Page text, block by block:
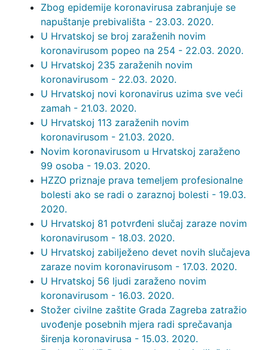
Zbog epidemije koronavirusa zabranjuje se
napuštanje prebivališta - 23.03. 2020.
U Hrvatskoj se broj zaraženih novim
koronavirusom popeo na 254 - 22.03. 2020.
U Hrvatskoj 235 zaraženih novim
koronavirusom - 22.03. 2020.
U Hrvatskoj novi koronavirus uzima sve veći
zamah - 21.03. 2020.
U Hrvatskoj 113 zaraženih novim
koronavirusom - 21.03. 2020.
Novim koronavirusom u Hrvatskoj zaraženo
99 osoba - 19.03. 2020.
HZZO priznaje prava temeljem profesionalne
bolesti ako se radi o zaraznoj bolesti - 19.03.
2020.
U Hrvatskoj 81 potvrđeni slučaj zaraze novim
koronavirusom - 18.03. 2020.
U Hrvatskoj zabilježeno devet novih slučajeva
zaraze novim koronavirusom - 17.03. 2020.
U Hrvatskoj 56 ljudi zaraženo novim
koronavirusom - 16.03. 2020.
Stožer civilne zaštite Grada Zagreba zatražio
uvođenje posebnih mjera radi sprečavanja
širenja koronavirusa - 15.03. 2020.